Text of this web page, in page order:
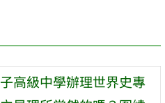
高級中學辦理世界史專